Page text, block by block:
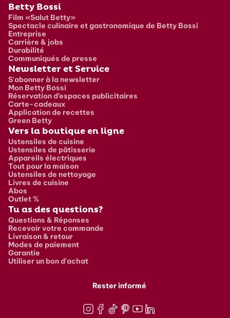
Pied de page
Betty Bossi
Film «Salut Betty»
Spectacle culinaire et gastronomique de Betty Bossi
Entreprise
Carrière & jobs
Durabilité
Communiqués de presse
Newsletter et Service
S'abonner à la newsletter
Mon Betty Bossi
Réservation d’espaces publicitaires
Carte-cadeaux
Application de recettes
Green Betty
Vers la boutique en ligne
Ustensiles de cuisine
Ustensiles de pâtisserie
Appareils électriques
Tout pour la maison
Ustensiles de nettoyage
Livres de cuisine
Abos
Outlet %
Tu as des questions?
Questions & Réponses
Recevoir votre commande
Livraison & retour
Modes de paiement
Garantie
Utiliser un bon d'achat
Rester informé